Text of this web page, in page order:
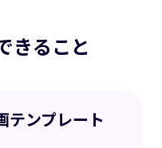
きること
テンプレート